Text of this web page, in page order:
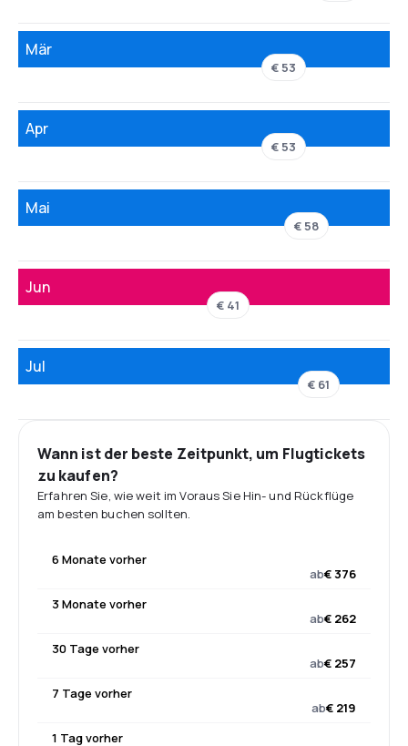
Mär
€ 53
Apr
€ 53
Mai
€ 58
Jun
€ 41
Jul
€ 61
Wann ist der beste Zeitpunkt, um Flugtickets
zu kaufen?
Erfahren Sie, wie weit im Voraus Sie Hin- und Rückflüge
am besten buchen sollten.
6 Monate vorher
ab€ 376
3 Monate vorher
ab€ 262
30 Tage vorher
ab€ 257
7 Tage vorher
ab€ 219
1 Tag vorher